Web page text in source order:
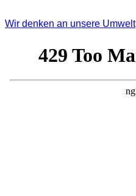
Wir denken an unsere Umwelt